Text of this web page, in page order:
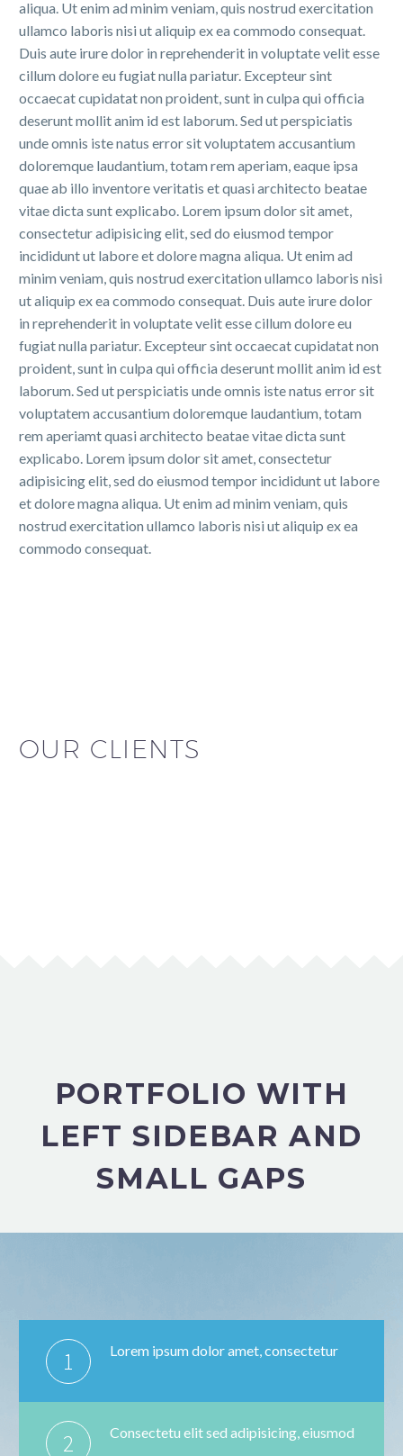
aliqua. Ut enim ad minim veniam, quis nostrud exercitation
ullamco laboris nisi ut aliquip ex ea commodo consequat.
Duis aute irure dolor in reprehenderit in voluptate velit esse
cillum dolore eu fugiat nulla pariatur. Excepteur sint
occaecat cupidatat non proident, sunt in culpa qui officia
deserunt mollit anim id est laborum. Sed ut perspiciatis
unde omnis iste natus error sit voluptatem accusantium
doloremque laudantium, totam rem aperiam, eaque ipsa
quae ab illo inventore veritatis et quasi architecto beatae
vitae dicta sunt explicabo. Lorem ipsum dolor sit amet,
consectetur adipisicing elit, sed do eiusmod tempor
incididunt ut labore et dolore magna aliqua. Ut enim ad
minim veniam, quis nostrud exercitation ullamco laboris nisi
ut aliquip ex ea commodo consequat. Duis aute irure dolor
in reprehenderit in voluptate velit esse cillum dolore eu
fugiat nulla pariatur. Excepteur sint occaecat cupidatat non
proident, sunt in culpa qui officia deserunt mollit anim id est
laborum. Sed ut perspiciatis unde omnis iste natus error sit
voluptatem accusantium doloremque laudantium, totam
rem aperiamt quasi architecto beatae vitae dicta sunt
explicabo. Lorem ipsum dolor sit amet, consectetur
adipisicing elit, sed do eiusmod tempor incididunt ut labore
et dolore magna aliqua. Ut enim ad minim veniam, quis
nostrud exercitation ullamco laboris nisi ut aliquip ex ea
commodo consequat.
OUR CLIENTS
PORTFOLIO WITH
LEFT SIDEBAR AND
SMALL GAPS
1 Lorem ipsum dolor amet, consectetur
2 Consectetu elit sed adipisicing, eiusmod